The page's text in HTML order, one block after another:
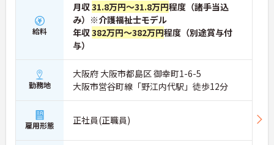
給料
月収31.8万円～31.8万円程度（諸手当込
み）※介護福祉士モデル
年収382万円～382万円程度（別途賞与付
与）
勤務地
大阪府 大阪市都島区 御幸町1-6-5
大阪市営谷町線「野江内代駅」徒歩12分
雇用形態 正社員(正職員)